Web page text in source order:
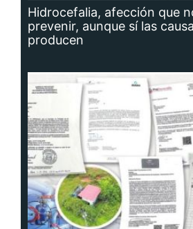
Hidrocefalia, afección que
prevenir, aunque sí las
producen